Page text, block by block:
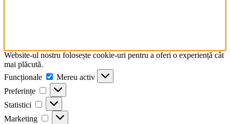
Website-ul nostru folosește cookie-uri pentru a oferi o experiență cât
mai plăcută.
Funcționale
Funcționale
Mereu activ
Preferințe
Preferințe
Statistici Statistici
Marketing Marketing